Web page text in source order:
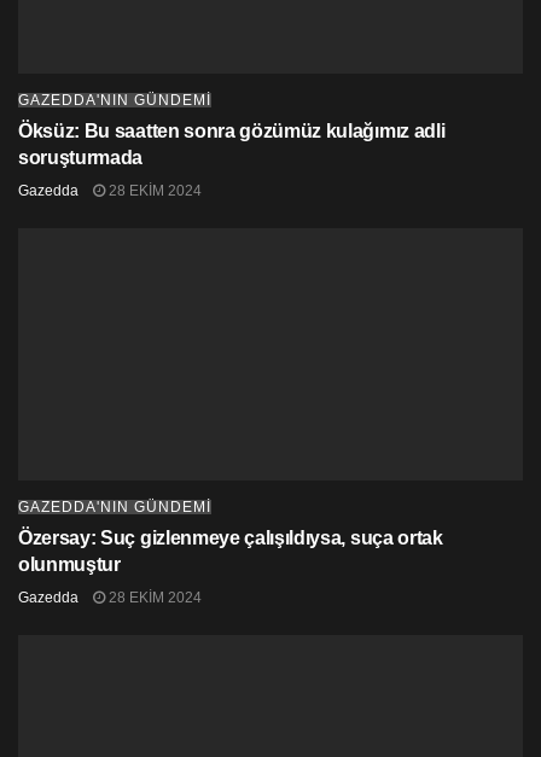
GAZEDDA'NIN GÜNDEMİ
Öksüz: Bu saatten sonra gözümüz kulağımız adli
soruşturmada
Gazedda 28 EKIM 2024
GAZEDDA'NIN GÜNDEMİ
Özersay: Suç gizlenmeye çalışıldıysa, suça ortak
olunmuştur
Gazedda 28 EKIM 2024